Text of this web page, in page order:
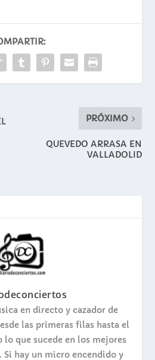
PRÓXIMO
QUEVEDO ARRASA EN
VALLADOLID
en directo y cazador de
las primeras filas hasta el
que sucede en los mejores
Si hay un micro encendido y